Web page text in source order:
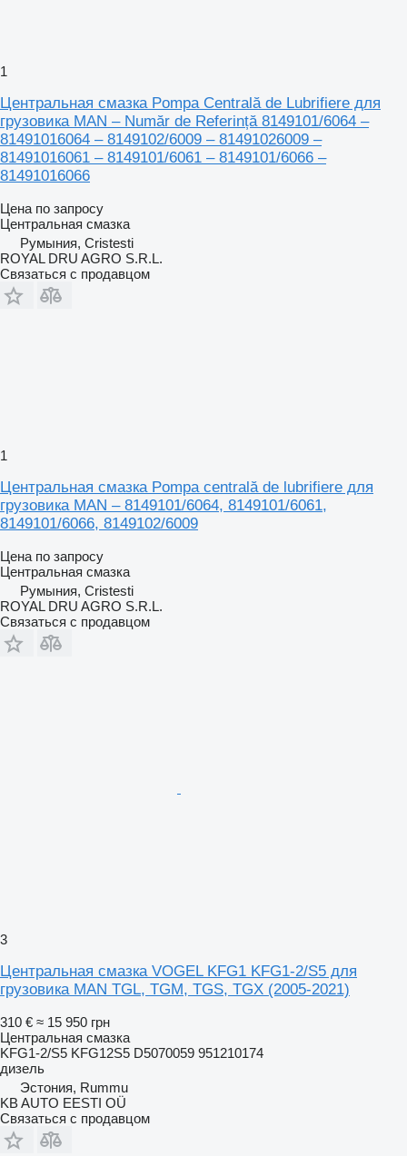
1
Центральная смазка Pompa Centrală de Lubrifiere для
грузовика MAN – Număr de Referință 8149101/6064 –
81491016064 – 8149102/6009 – 81491026009 –
81491016061 – 8149101/6061 – 8149101/6066 –
81491016066
Цена по запросу
Центральная смазка
Румыния, Cristesti
ROYAL DRU AGRO S.R.L.
Связаться с продавцом
1
Центральная смазка Pompa centrală de lubrifiere для
грузовика MAN – 8149101/6064, 8149101/6061,
8149101/6066, 8149102/6009
Цена по запросу
Центральная смазка
Румыния, Cristesti
ROYAL DRU AGRO S.R.L.
Связаться с продавцом
3
Центральная смазка VOGEL KFG1 KFG1-2/S5 для
грузовика MAN TGL, TGM, TGS, TGX (2005-2021)
310 € ≈ 15 950 грн
Центральная смазка
KFG1-2/S5 KFG12S5 D5070059 951210174
дизель
Эстония, Rummu
KB AUTO EESTI OÜ
Связаться с продавцом